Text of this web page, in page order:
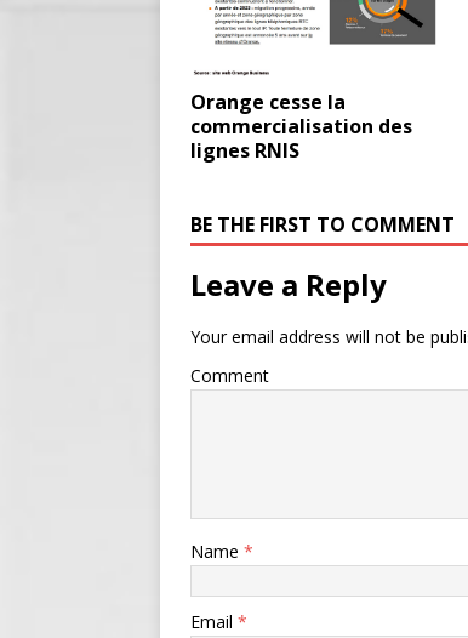
Orange cesse la
commercialisation des
lignes RNIS
BE THE FIRST TO COMMENT
Leave a Reply
Your email address will not be
Comment
Name *
Email *